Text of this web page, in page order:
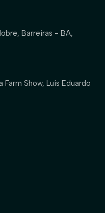
Barreiras - BA,
Show, Luís Eduardo